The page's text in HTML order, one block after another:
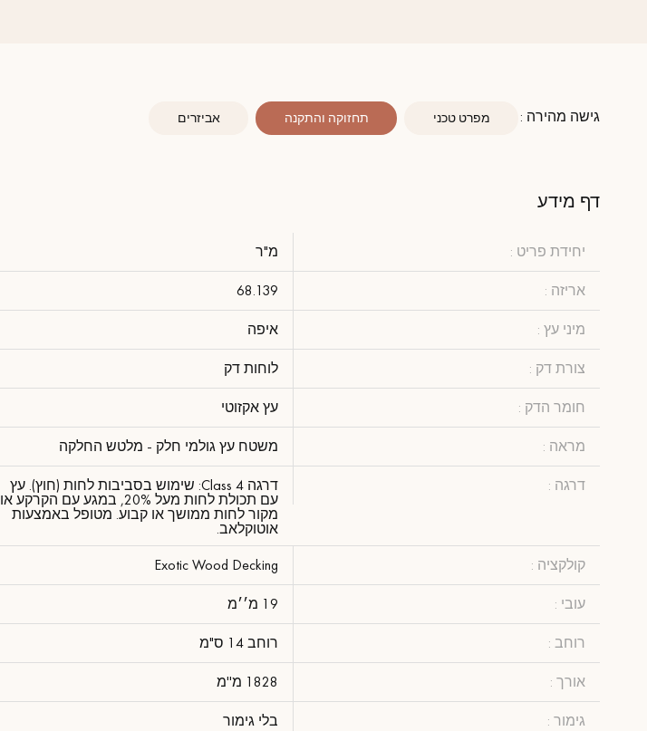
גישה מהירה : מפרט טכני תחזוקה והתקנה אביזרים
דף מידע
יחידת פריט : מ"ר
אריזה : 68.139
מיני עץ : איפה
צורת דק : לוחות דק
חומר הדק : עץ אקזוטי
מראה : משטח עץ גולמי חלק - מלטש החלקה
דרגה : דרגה Class 4: שימוש בסביבות לחות (חוץ). עץ
עם תכולת לחות מעל 20%, במגע עם הקרקע או
מקור לחות ממושך או קבוע. מטופל באמצעות
אוטוקלאב.
קולקציה :
Exotic Wood Decking
עובי : 19 מ׳׳מ
רוחב : רוחב 14 ס"מ
אורך : 1828 מ''מ
גימור : בלי גימור